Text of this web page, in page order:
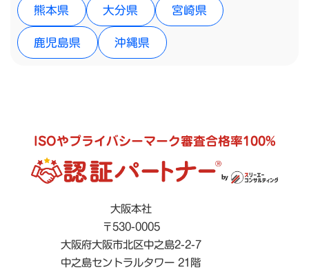
熊本県 大分県 宮崎県
鹿児島県 沖縄県
ISOやプライバシーマーク審査合格率100%
大阪本社
〒530-0005
大阪府大阪市北区中之島2-2-7
中之島セントラルタワー 21階